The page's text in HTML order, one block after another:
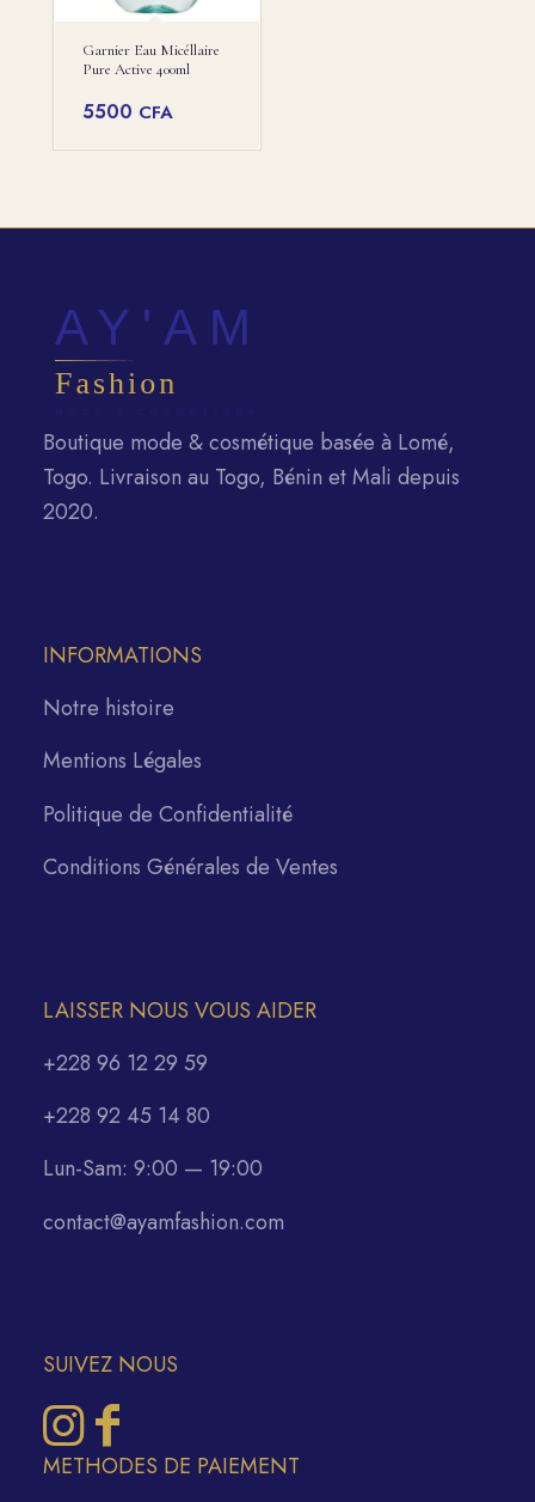
Garnier Eau Micéllaire
Pure Active 400ml
5500 CFA
Boutique mode & cosmétique basée à Lomé,
Togo. Livraison au Togo, Bénin et Mali depuis
2020.
INFORMATIONS
Notre histoire
Mentions Légales
Politique de Confidentialité
Conditions Générales de Ventes
LAISSER NOUS VOUS AIDER
+228 96 12 29 59
+228 92 45 14 80
Lun-Sam: 9:00 — 19:00
contact@ayamfashion.com
SUIVEZ NOUS
METHODES DE PAIEMENT